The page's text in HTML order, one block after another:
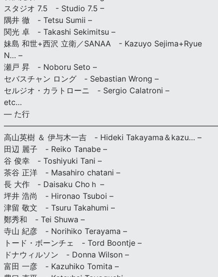
スタジオ 7.5 - Studio 7.5 –
隅井 徹 - Tetsu Sumii –
関光 卓 - Takashi Sekimitsu –
妹島 和世+西沢 立衛／SANAA - Kazuyo Sejima+Ryue
N… –
瀬戸 昇 - Noboru Seto –
セバスチャン ロング - Sebastian Wrong –
セルジオ・カラトローニ - Sergio Calatroni –
etc…
— た行
高山英樹 ＆ 伊与木一吉 - Hideki Takayama＆kazu… –
田辺 麗子 - Reiko Tanabe –
谷 俊幸 - Toshiyuki Tani –
茶谷 正洋 - Masahiro chatani –
長 大作 - Daisaku Choｈ –
坪井 浩尚 - Hironao Tsuboi –
津留 敬文 - Tsuru Takahumi –
鄭秀和 - Tei Shuwa –
寺山 紀彦 - Norihiko Terayama –
トード・ボーンチェ - Tord Boontje –
ドナウィルソン - Donna Wilson –
富田 一彦 - Kazuhiko Tomita –